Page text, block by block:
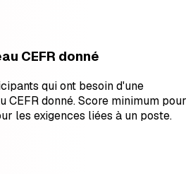
CEFR donné
qui ont besoin d'une
CEFR donné. Score minimum pour
les exigences liées à un poste.